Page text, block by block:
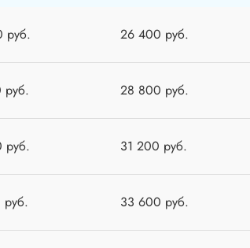
руб. 26 400 руб.
руб. 28 800 руб.
руб. 31 200 руб.
руб. 33 600 руб.